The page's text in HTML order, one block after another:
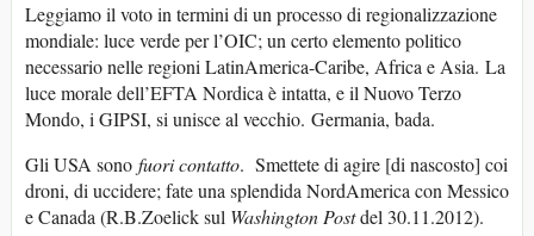
Leggiamo il voto in termini di un processo di regionalizzazione
mondiale: luce verde per l’OIC; un certo elemento politico
necessario nelle regioni LatinAmerica-Caribe, Africa e Asia. La
luce morale dell’EFTA Nordica è intatta, e il Nuovo Terzo
Mondo, i GIPSI, si unisce al vecchio. Germania, bada.
Gli USA sono fuori contatto. Smettete di agire [di nascosto] coi
droni, di uccidere; fate una splendida NordAmerica con Messico
e Canada (R.B.Zoelick sul Washington Postdel 30.11.2012).